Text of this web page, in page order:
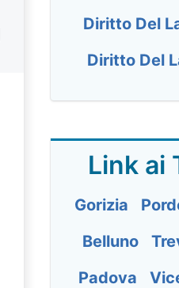
Diritto Del
Diritto Del
Link ai
Gorizia
Belluno
Padova